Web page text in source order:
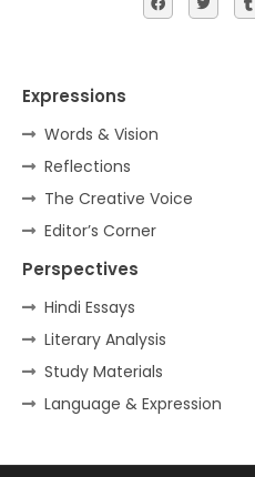
Expressions
Words & Vision
Reflections
The Creative Voice
Editor’s Corner
Perspectives
Hindi Essays
Literary Analysis
Study Materials
Language & Expression